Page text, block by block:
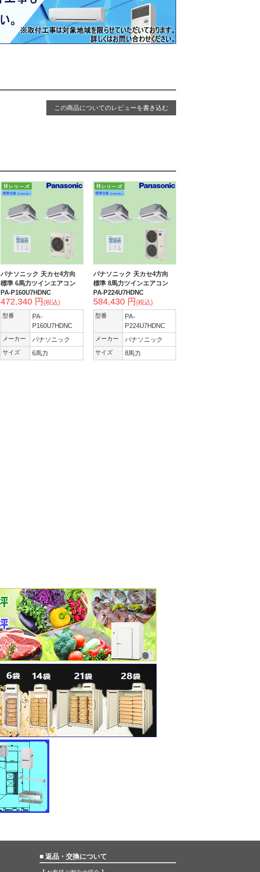
この商品についてのレビューを書き込む
パナソニック 天カセ4方向
標準 6馬力ツインエアコン
PA-P160U7HDNC
472,340 円 (税込)
型番
PA-
P160U7HDNC
メーカー パナソニック
サイズ 6馬力
パナソニック 天カセ4方向
標準 8馬力ツインエアコン
PA-P224U7HDNC
584,430 円 (税込)
型番
PA-
P224U7HDNC
メーカー パナソニック
サイズ 8馬力
■ 返品・交換について